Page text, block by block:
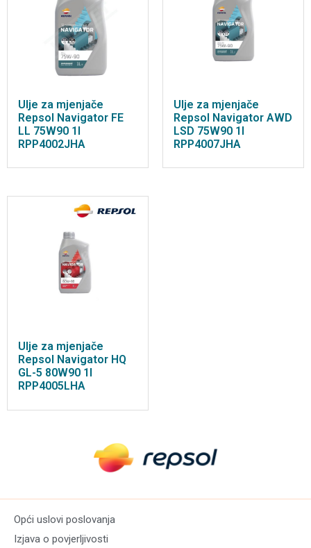
Ulje za mjenjače
Repsol Navigator FE
LL 75W90 1l
RPP4002JHA
Ulje za mjenjače
Repsol Navigator AWD
LSD 75W90 1l
RPP4007JHA
Ulje za mjenjače
Repsol Navigator HQ
GL-5 80W90 1l
RPP4005LHA
Opći uslovi poslovanja
Izjava o povjerljivosti